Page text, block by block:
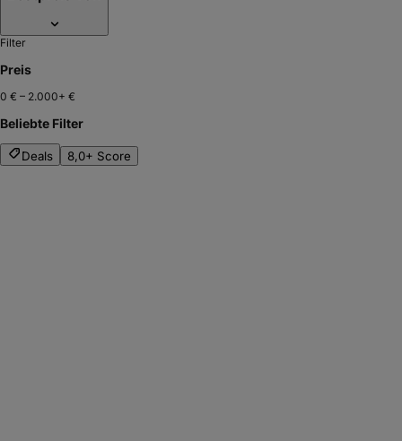
Filter
Preis
0 € – 2.000+ €
Beliebte Filter
Deals 8,0+ Score